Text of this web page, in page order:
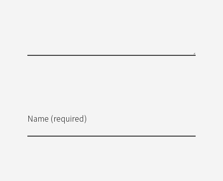
Name (required)